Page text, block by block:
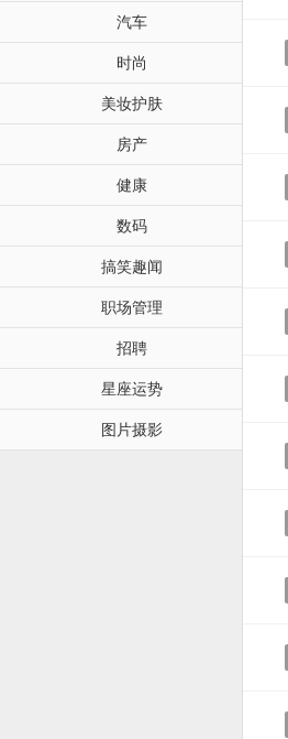
汽车
时尚
美妆护肤
房产
健康
数码
搞笑趣闻
职场管理
招聘
星座运势
图片摄影